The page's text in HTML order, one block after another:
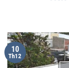
10
Th12